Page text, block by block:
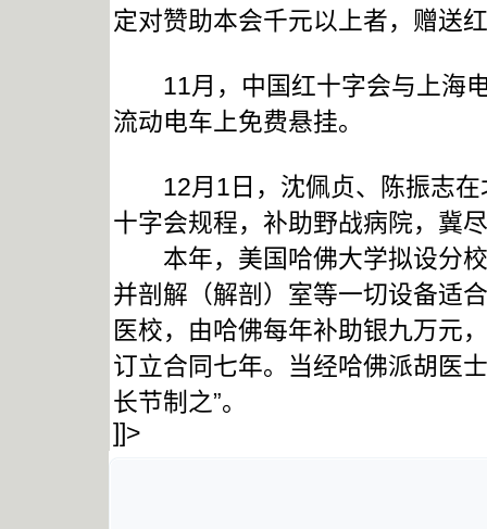
定对赞助本会千元以上者，赠送
11月，中国红十字会与上海电
流动电车上免费悬挂。
12月1日，沈佩贞、陈振志在
十字会规程，补助野战病院，冀
本年，美国哈佛大学拟设分校
并剖解（解剖）室等一切设备适
医校，由哈佛每年补助银九万元
订立合同七年。当经哈佛派胡医
长节制之”。
]]>